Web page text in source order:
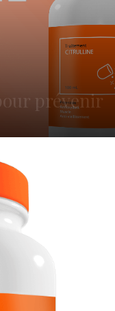
prévenir